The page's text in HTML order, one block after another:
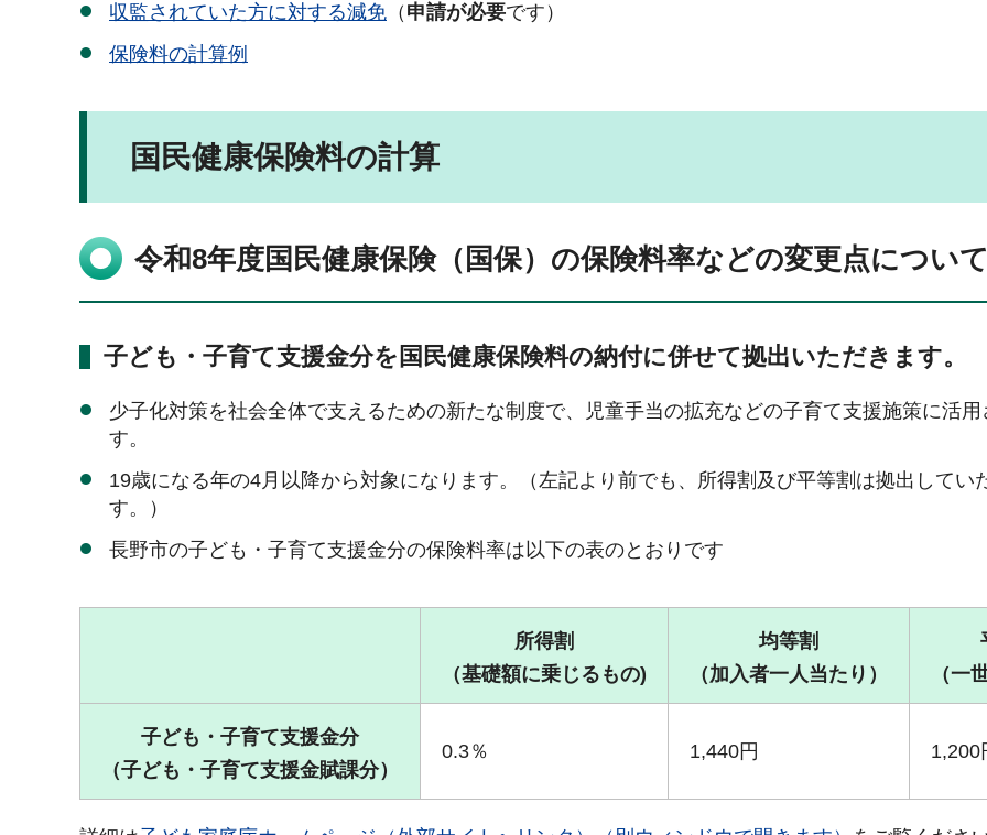
収監されていた方に対する減免 （ 申請が必要です）
保険料の計算例
国民健康保険料の計算
令和8年度国民健康保険（国保）の保険料率などの変更点につい
子ども・子育て支援金分を国民健康保険料の納付に併せて拠出いただきます。
少子化対策を社会全体で支えるための新たな制度で、児童手当の拡充などの子育て支援施策に活用
す。
19歳になる年の4月以降から対象になります。（左記より前でも、所得割及び平等割は拠出してい
す。）
長野市の子ども・子育て支援金分の保険料率は以下の表のとおりです
所得割
（基礎額に乗じるもの)
均等割
（加入者一人当たり）
（一
子ども・子育て支援金分
（子ども・子育て支援金賦課分）
0.3％ 1,440円 1,200